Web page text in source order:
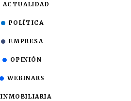
ACTUALIDAD
POLÍTICA
EMPRESA
OPINIÓN
WEBINARS
INMOBILIARIA